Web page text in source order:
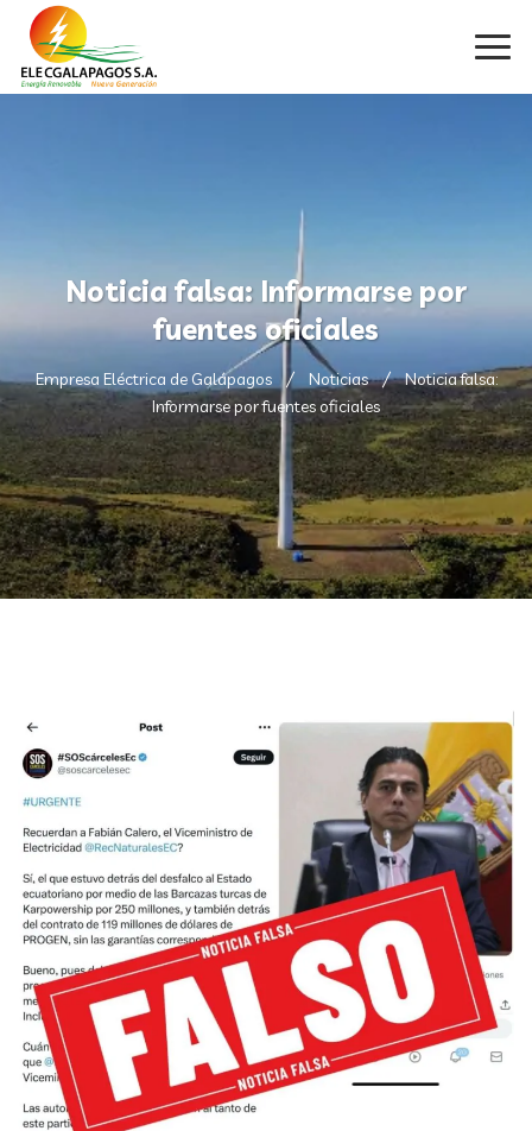
Noticia falsa: Informarse por
fuentes oficiales
Empresa Eléctrica de Galápagos Noticias
Noticia falsa:
Informarse por fuentes oficiales